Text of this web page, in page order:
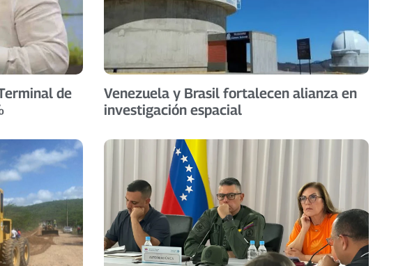
de
Venezuela y Brasil fortalecen alianza en
investigación espacial